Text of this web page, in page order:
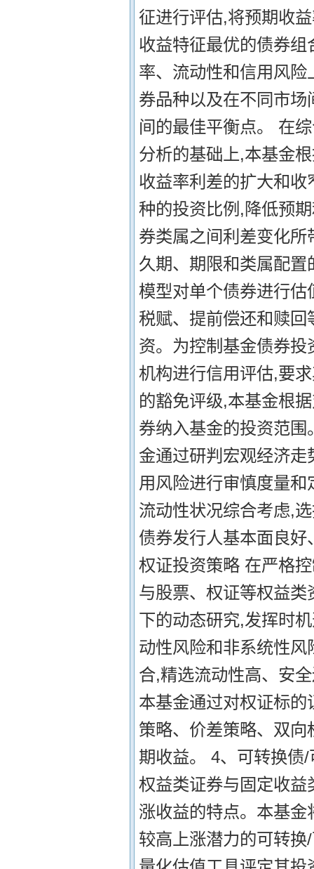
征进行评估,将预期收
收益特征最优的债券
率、流动性和信用风
券品种以及在不同市
间的最佳平衡点。 在
分析的基础上,本基金
收益率利差的扩大和
种的投资比例,降低预
券类属之间利差变化
久期、期限和类属配
模型对单个债券进行
税赋、提前偿还和赎
资。为控制基金债券
机构进行信用评估,要
的豁免评级,本基金根
券纳入基金的投资范
金通过研判宏观经济
用风险进行审慎度量
流动性状况综合考虑,
债券发行人基本面良
权证投资策略 在严格
与股票、权证等权益
下的动态研究,发挥时
动性风险和非系统性
合,精选流动性高、安
本基金通过对权证标
策略、价差策略、双
期收益。 4、可转换债
权益类证券与固定收
涨收益的特点。本基
较高上涨潜力的可转